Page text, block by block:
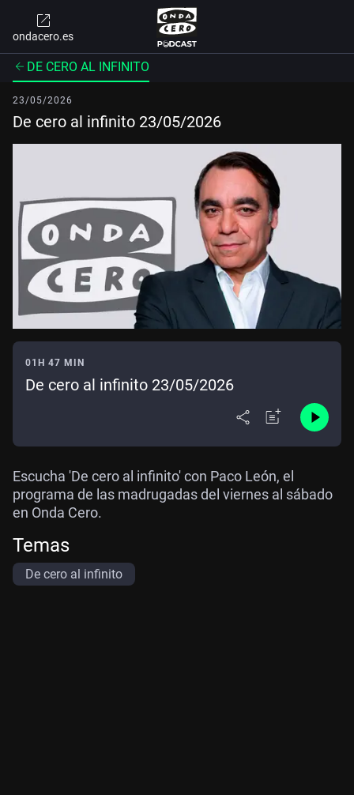
ondacero.es
DE CERO AL INFINITO
23/05/2026
De cero al infinito 23/05/2026
01H 47 MIN
De cero al infinito 23/05/2026
Escucha 'De cero al infinito' con Paco León, el
programa de las madrugadas del viernes al sábado
en Onda Cero.
Temas
De cero al infinito